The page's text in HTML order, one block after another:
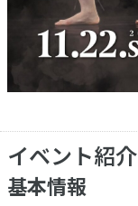
イベント紹介
基本情報